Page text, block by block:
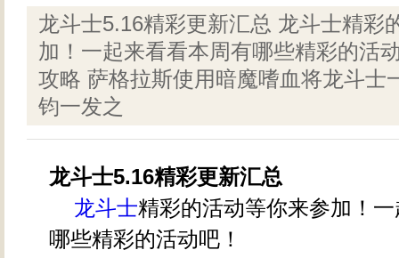
龙斗士5.16精彩更新汇总 龙斗士精彩
加！一起来看看本周有哪些精彩的活
攻略 萨格拉斯使用暗魔嗜血将龙斗士
钧一发之
龙斗士5.16精彩更新汇总
龙斗士精彩的活动等你来参加！
哪些精彩的活动吧！